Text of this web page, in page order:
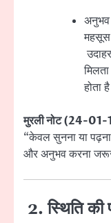
अनुभव
होता
मुरली नोट (24-
“केवल सुनना या
और अनुभव करना
2. स्थिति की